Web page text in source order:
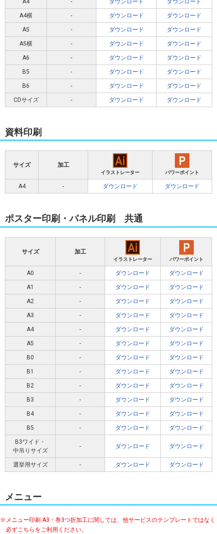
A4横 - ダウンロード ダウンロード
A5 - ダウンロード ダウンロード
A5横 - ダウンロード ダウンロード
A6 - ダウンロード ダウンロード
B5 - ダウンロード ダウンロード
B6 - ダウンロード ダウンロード
CDサイズ - ダウンロード ダウンロード
資料印刷
サイズ 加工
イラストレーター パワーポイント
A4 - ダウンロード ダウンロード
ポスター印刷・パネル印刷 共通
サイズ 加工
イラストレーター パワーポイント
A0 - ダウンロード ダウンロード
A1 - ダウンロード ダウンロード
A2 - ダウンロード ダウンロード
A3 - ダウンロード ダウンロード
A4 - ダウンロード ダウンロード
A5 - ダウンロード ダウンロード
B0 - ダウンロード ダウンロード
B1 - ダウンロード ダウンロード
B2 - ダウンロード ダウンロード
B3 - ダウンロード ダウンロード
B4 - ダウンロード ダウンロード
B5 - ダウンロード ダウンロード
B3ワイド・
中吊りサイズ
- ダウンロード ダウンロード
選挙用サイズ - ダウンロード ダウンロード
メニュー
メニュー印刷 A3・巻3つ折加工に関しては、他サービスのテンプレートではなく
必ずこちらをご利用ください。